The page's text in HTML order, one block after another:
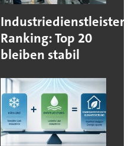
Industriedienstleister-
Ranking: Top 20
bleiben stabil